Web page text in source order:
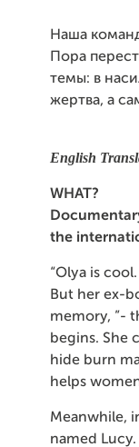
Наша
Пора
темы: в
жертва, а
English
WHAT?
the
“Olya is
But her ex-
memory, ”-
begins. She
hide burn
helps
Meanwhile,
named